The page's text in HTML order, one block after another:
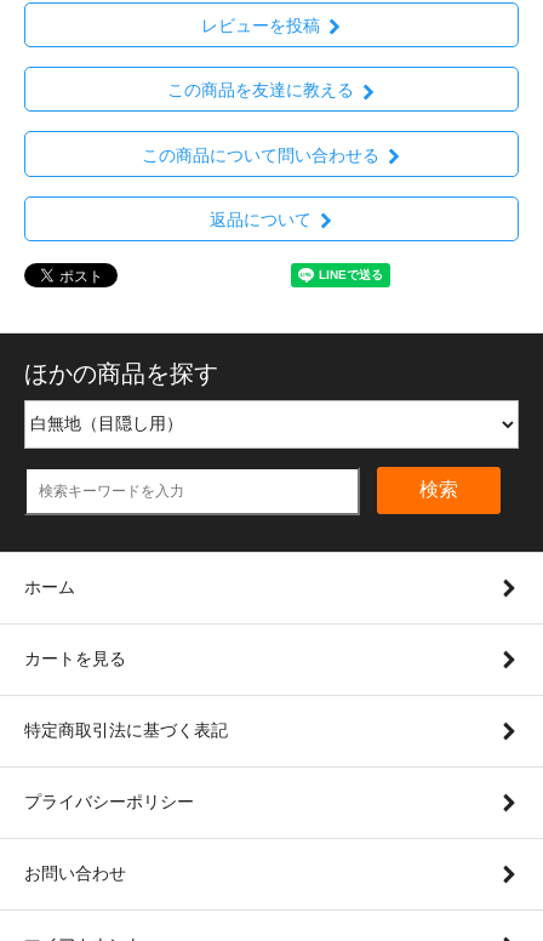
レビューを投稿
この商品を友達に教える
この商品について問い合わせる
返品について
ほかの商品を探す
検索
ホーム
カートを見る
特定商取引法に基づく表記
プライバシーポリシー
お問い合わせ